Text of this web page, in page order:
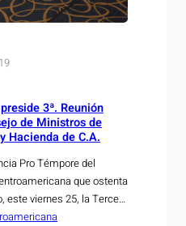
3ª. Reunión
de Ministros de
Hacienda de C.A.
Pro Témpore del
que ostenta
este viernes 25, la Tercera
de Integración